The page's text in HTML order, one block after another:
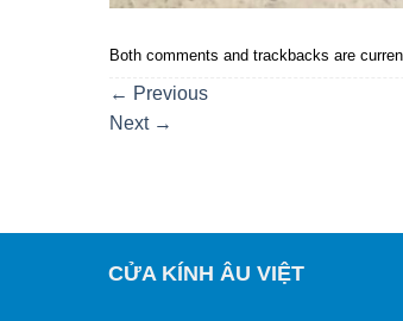
Both comments and trackbacks are
← Previous
Next →
CỬA KÍNH ÂU VIỆT